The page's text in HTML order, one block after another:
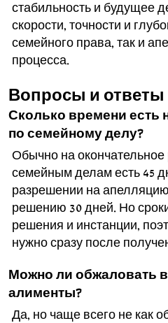
стабильность и будущее
скорости, точности и
семейного права, так и
процесса.
Вопросы и ответы
Сколько времени есть
по семейному делу?
Обычно на
семейным делам есть 45
разрешении на
решению 30 дней. Но
решения и инстанции,
нужно сразу после
Можно ли обжаловать
алименты?
Да, но чаще всего не как